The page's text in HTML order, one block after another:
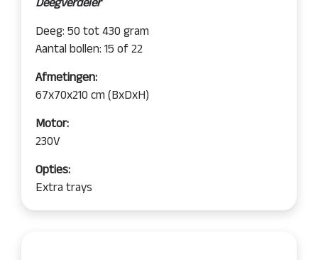
Deeg: 50 tot 430 gram
Aantal bollen: 15 of 22
Afmetingen:
67x70x210 cm (BxDxH)
Motor:
230V
Opties:
Extra trays